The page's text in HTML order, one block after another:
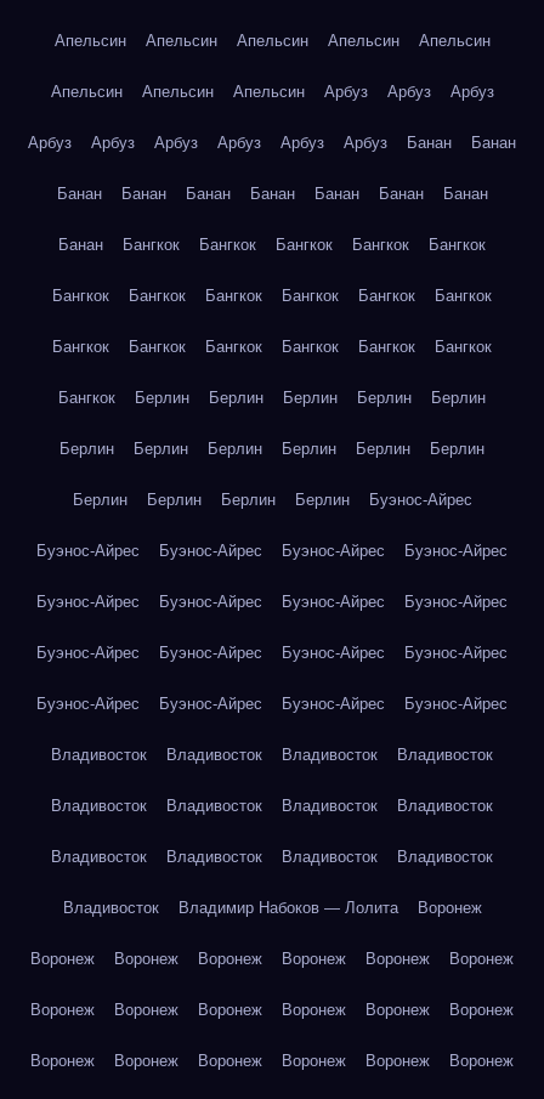
Апельсин Апельсин Апельсин Апельсин Апельсин
Апельсин Апельсин Апельсин Арбуз Арбуз Арбуз
Арбуз Арбуз Арбуз Арбуз Арбуз Арбуз Банан Банан
Банан Банан Банан Банан Банан Банан Банан
Банан Бангкок Бангкок Бангкок Бангкок Бангкок
Бангкок Бангкок Бангкок Бангкок Бангкок Бангкок
Бангкок Бангкок Бангкок Бангкок Бангкок Бангкок
Бангкок Берлин Берлин Берлин Берлин Берлин
Берлин Берлин Берлин Берлин Берлин Берлин
Берлин Берлин Берлин Берлин Буэнос-Айрес
Буэнос-Айрес Буэнос-Айрес Буэнос-Айрес Буэнос-Айрес
Буэнос-Айрес Буэнос-Айрес Буэнос-Айрес Буэнос-Айрес
Буэнос-Айрес Буэнос-Айрес Буэнос-Айрес Буэнос-Айрес
Буэнос-Айрес Буэнос-Айрес Буэнос-Айрес Буэнос-Айрес
Владивосток Владивосток Владивосток Владивосток
Владивосток Владивосток Владивосток Владивосток
Владивосток Владивосток Владивосток Владивосток
Владивосток Владимир Набоков — Лолита Воронеж
Воронеж Воронеж Воронеж Воронеж Воронеж Воронеж
Воронеж Воронеж Воронеж Воронеж Воронеж Воронеж
Воронеж Воронеж Воронеж Воронеж Воронеж Воронеж